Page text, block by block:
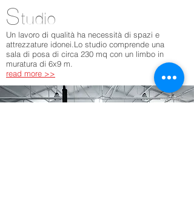
Studio
Un lavoro di qualità ha necessità di spazi e
attrezzature idonei.Lo studio comprende una
sala di posa di circa 230 mq con un limbo in
muratura di 6x9 m.
read more >>